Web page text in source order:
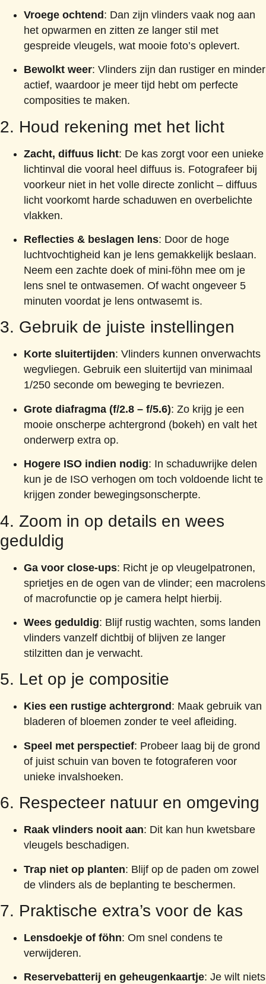
Vroege ochtend: Dan zijn vlinders vaak nog aan
het opwarmen en zitten ze langer stil met
gespreide vleugels, wat mooie foto’s oplevert.
Bewolkt weer: Vlinders zijn dan rustiger en minder
actief, waardoor je meer tijd hebt om perfecte
composities te maken.
2. Houd rekening met het licht
Zacht, diffuus licht: De kas zorgt voor een unieke
lichtinval die vooral heel diffuus is. Fotografeer bij
voorkeur niet in het volle directe zonlicht – diffuus
licht voorkomt harde schaduwen en overbelichte
vlakken.
Reflecties & beslagen lens: Door de hoge
luchtvochtigheid kan je lens gemakkelijk beslaan.
Neem een zachte doek of mini-föhn mee om je
lens snel te ontwasemen. Of wacht ongeveer 5
minuten voordat je lens ontwasemt is.
3. Gebruik de juiste instellingen
Korte sluitertijden: Vlinders kunnen onverwachts
wegvliegen. Gebruik een sluitertijd van minimaal
1/250 seconde om beweging te bevriezen.
Grote diafragma (f/2.8 – f/5.6): Zo krijg je een
mooie onscherpe achtergrond (bokeh) en valt het
onderwerp extra op.
Hogere ISO indien nodig: In schaduwrijke delen
kun je de ISO verhogen om toch voldoende licht te
krijgen zonder bewegingsonscherpte.
4. Zoom in op details en wees
geduldig
Ga voor close-ups: Richt je op vleugelpatronen,
sprietjes en de ogen van de vlinder; een macrolens
of macrofunctie op je camera helpt hierbij.
Wees geduldig: Blijf rustig wachten, soms landen
vlinders vanzelf dichtbij of blijven ze langer
stilzitten dan je verwacht.
5. Let op je compositie
Kies een rustige achtergrond : Maak gebruik van
bladeren of bloemen zonder te veel afleiding.
Speel met perspectief: Probeer laag bij de grond
of juist schuin van boven te fotograferen voor
unieke invalshoeken.
6. Respecteer natuur en omgeving
Raak vlinders nooit aan: Dit kan hun kwetsbare
vleugels beschadigen.
Trap niet op planten: Blijf op de paden om zowel
de vlinders als de beplanting te beschermen.
7. Praktische extra’s voor de kas
Lensdoekje of föhn: Om snel condens te
verwijderen.
Reservebatterij en geheugenkaartje: Je wilt niets